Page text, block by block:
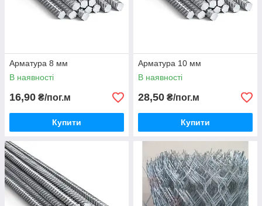
Арматура 8 мм
В наявності
16,90 ₴/пог.м
Купити
Арматура 10 мм
В наявності
28,50 ₴/пог.м
Купити